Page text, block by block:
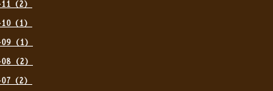
（2）
（1）
（1）
（2）
（2）